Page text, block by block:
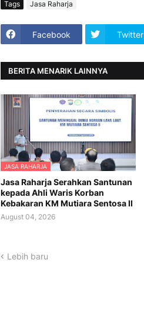
Tags Jasa Raharja
Facebook Twitter
BERITA MENARIK LAINNYA
JASA RAHARJA
Jasa Raharja Serahkan Santunan
kepada Ahli Waris Korban
Kebakaran KM Mutiara Sentosa II
August 04, 2026
Lebih baru